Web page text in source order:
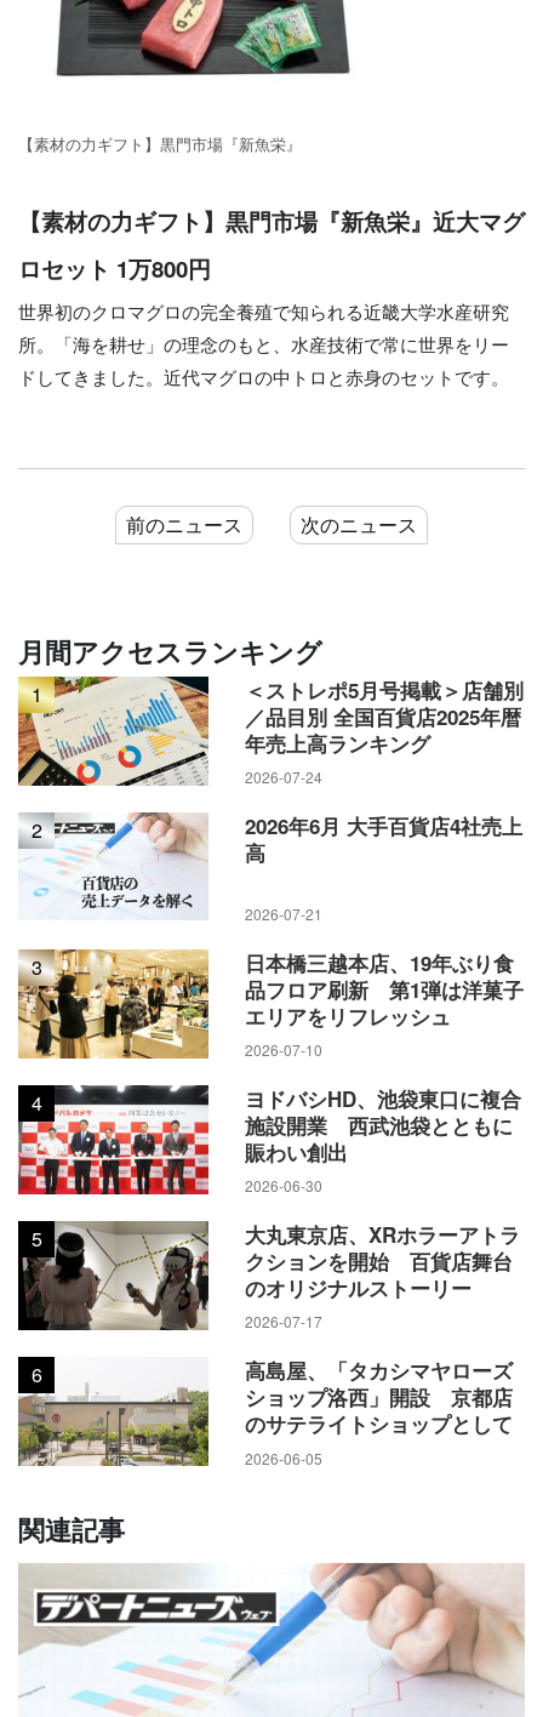
【素材の力ギフト】黒門市場『新魚栄』
【素材の力ギフト】黒門市場『新魚栄』近大マグ
ロセット 1万800円
世界初のクロマグロの完全養殖で知られる近畿大学水産研究
所。「海を耕せ」の理念のもと、水産技術で常に世界をリー
ドしてきました。近代マグロの中トロと赤身のセットです。
前のニュース 次のニュース
月間アクセスランキング
1
＜ストレポ5月号掲載＞店舗別
／品目別 全国百貨店2025年暦
年売上高ランキング
2026-07-24
2
2026年6月 大手百貨店4社売上
高
2026-07-21
3
日本橋三越本店、19年ぶり食
品フロア刷新 第1弾は洋菓子
エリアをリフレッシュ
2026-07-10
4
ヨドバシHD、池袋東口に複合
施設開業 西武池袋とともに
賑わい創出
2026-06-30
5
大丸東京店、XRホラーアトラ
クションを開始 百貨店舞台
のオリジナルストーリー
2026-07-17
6
高島屋、「タカシマヤローズ
ショップ洛西」開設 京都店
のサテライトショップとして
2026-06-05
関連記事